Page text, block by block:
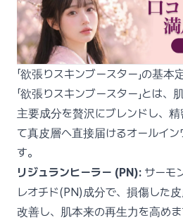
「欲張りスキンブースター」の基本
「欲張りスキンブースター」とは
主要成分を贅沢にブレンドし、
て真皮層へ直接届けるオールイ
す。
リジュランヒーラー (PN): サーモ
レオチド(PN)成分で、損傷した
改善し、肌本来の再生力を高めま